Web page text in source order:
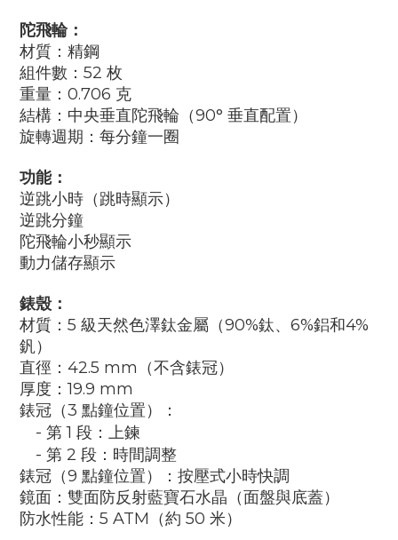
陀飛輪：
材質：精鋼
組件數： 52 枚
重量： 0.706 克
結構：中央垂直陀飛輪（90° 垂直配置）
旋轉週期：每分鐘一圈
功能：
逆跳小時（跳時顯示）
逆跳分鐘
陀飛輪小秒顯示
動力儲存顯示
錶殼：
材質： 5 級天然色澤鈦金屬（90%鈦、 6%鋁和4%
釩）
直徑： 42.5 mm （不含錶冠）
厚度：19.9 mm
錶冠（3 點鐘位置）：
- 第1 段：上鍊
- 第 2 段：時間調整
錶冠（9 點鐘位置）：按壓式小時快調
鏡面：雙面防反射藍寶石水晶（面盤與底蓋）
防水性能： 5 ATM （約 50 米）